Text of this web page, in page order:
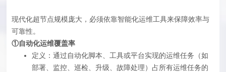
现代化超节点规模庞大，必须依靠智能化运维工具来保障效率与
可靠性。
①自动化运维覆盖率
定义：通过自动化脚本、工具或平台实现的运维任务（如
部署、监控、巡检、升级、故障处理）占所有运维任务的